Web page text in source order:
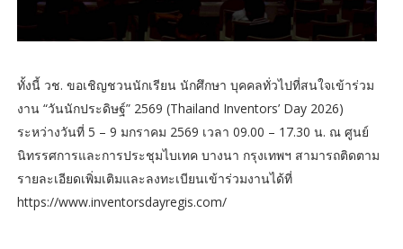
ทั้งนี้ วช. ขอเชิญชวนนักเรียน นักศึกษา บุคคลทั่วไปที่สนใจเข้าร่วม
งาน “วันนักประดิษฐ์” 2569 (Thailand Inventors’ Day 2026)
ระหว่างวันที่ 5 – 9 มกราคม 2569 เวลา 09.00 – 17.30 น. ณ ศูนย์
นิทรรศการและการประชุมไบเทค บางนา กรุงเทพฯ สามารถติดตาม
รายละเอียดเพิ่มเติมและลงทะเบียนเข้าร่วมงานได้ที่
https://www.inventorsdayregis.com/